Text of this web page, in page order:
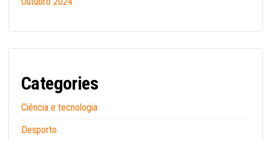
Categories
Ciência e tecnologia
Desporto